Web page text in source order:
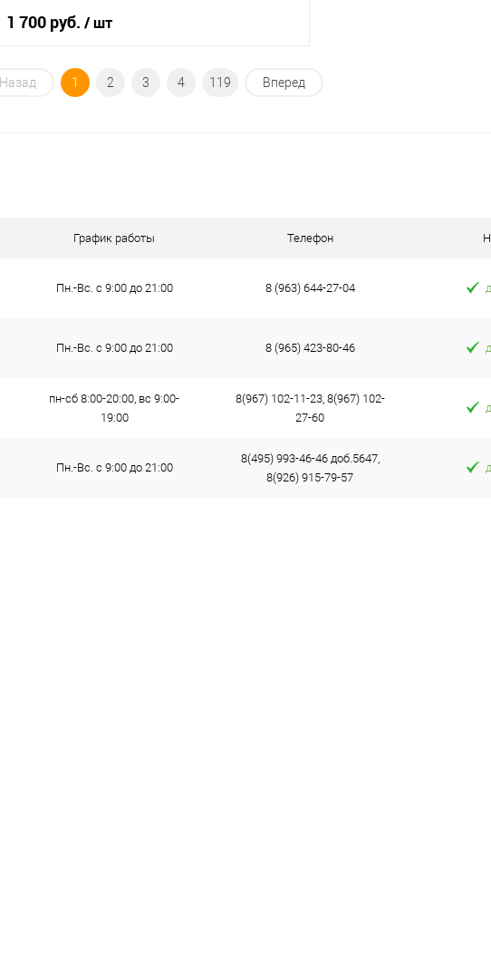
1 700 руб. / шт
В корзину
Назад 1 2 3 4 119 Вперед
График работы Телефон
Пн.-Вс. с 9:00 до 21:00 8 (963) 644-27-04
Пн.-Вс. с 9:00 до 21:00 8 (965) 423-80-46
пн-сб 8:00-20:00, вс 9:00-
19:00
8(967) 102-11-23, 8(967) 102-
27-60
Пн.-Вс. с 9:00 до 21:00
8(495) 993-46-46 доб.5647,
8(926) 915-79-57